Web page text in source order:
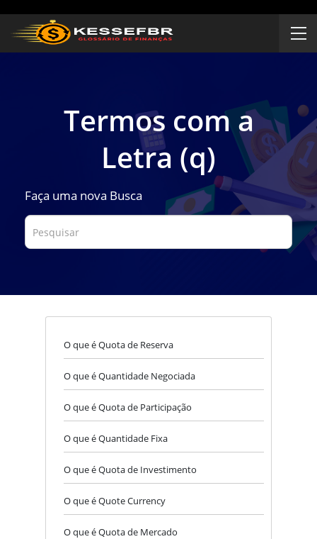
Termos com a
Letra (q)
Faça uma nova Busca
O que é Quota de Reserva
O que é Quantidade Negociada
O que é Quota de Participação
O que é Quantidade Fixa
O que é Quota de Investimento
O que é Quote Currency
O que é Quota de Mercado